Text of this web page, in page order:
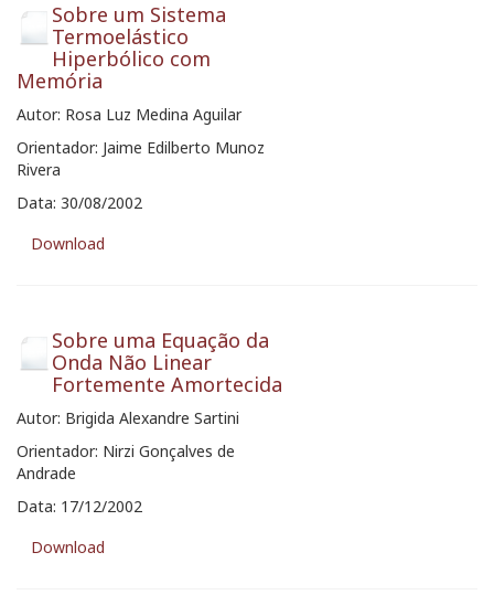
Sobre um Sistema
Termoelástico
Hiperbólico com
Memória
Autor: Rosa Luz Medina Aguilar
Orientador: Jaime Edilberto Munoz
Rivera
Data: 30/08/2002
Download
Sobre uma Equação da
Onda Não Linear
Fortemente Amortecida
Autor: Brigida Alexandre Sartini
Orientador: Nirzi Gonçalves de
Andrade
Data: 17/12/2002
Download